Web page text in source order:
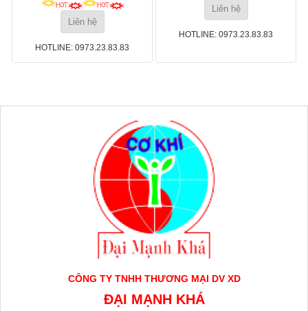
Liên hệ
HOTLINE: 0973.23.83.83
Liên hệ
HOTLINE: 0973.23.83.83
CÔNG TY TNHH THƯƠNG MẠI DV XD
ĐẠI MẠNH KHÁ